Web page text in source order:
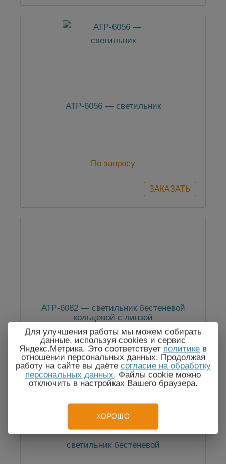
АТР-6056 — светильник
По запросу
АТР-6082 — светильник бестеневой
кольцевой с линзой
По запросу
Для улучшения работы мы можем собирать
данные, используя cookies и сервис
Яндекс.Метрика. Это соответствует политике в
отношении персональных данных. Продолжая
работу на сайте вы даёте согласие на обработку
персональных данных. Файлы cookie можно
отключить в настройках Вашего браузера.
ХОРОШО